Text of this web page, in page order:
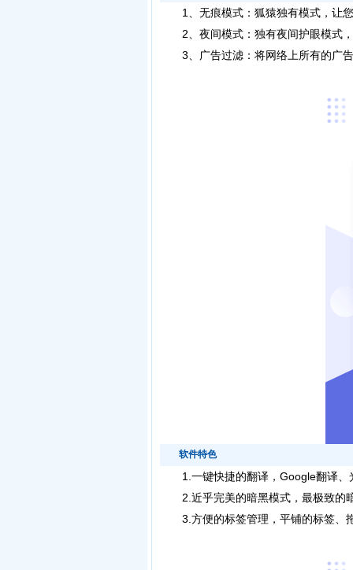
1、无痕模式：狐猿独有模式，让
2、夜间模式：独有夜间护眼模式，
3、广告过滤：将网络上所有的广告
软件特色
1.一键快捷的翻译，Google翻译、
2.近乎完美的暗黑模式，最极致的
3.方便的标签管理，平铺的标签、